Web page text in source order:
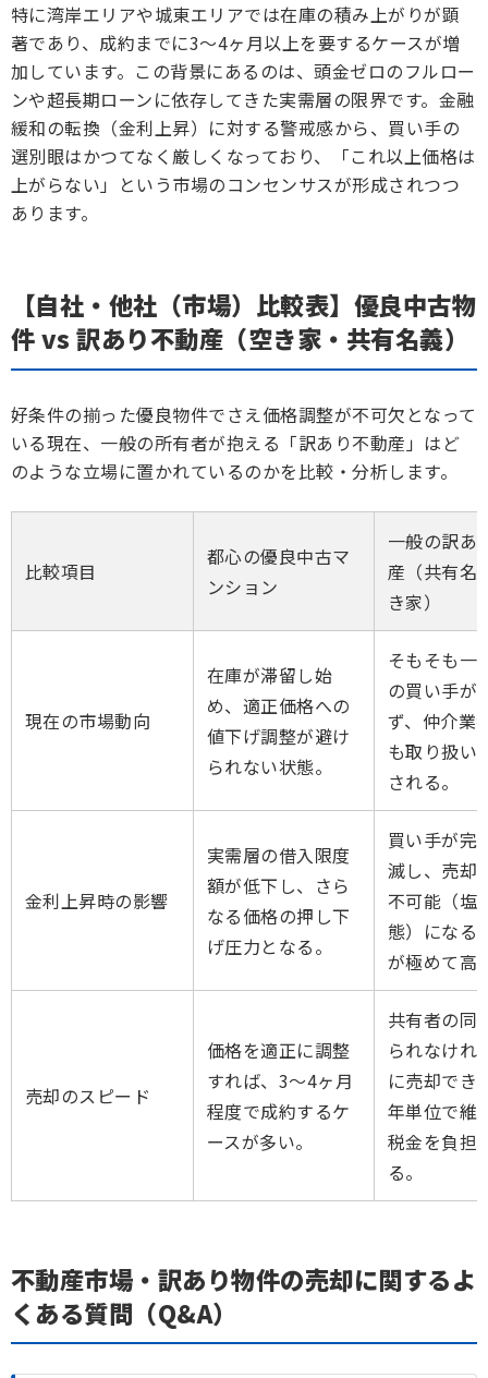
特に湾岸エリアや城東エリアでは在庫の積み上がりが顕
著であり、成約までに3〜4ヶ月以上を要するケースが増
加しています。この背景にあるのは、頭金ゼロのフルロー
ンや超長期ローンに依存してきた実需層の限界です。金融
緩和の転換（金利上昇）に対する警戒感から、買い手の
選別眼はかつてなく厳しくなっており、「これ以上価格は
上がらない」という市場のコンセンサスが形成されつつ
あります。
【自社・他社（市場）比較表】優良中古物
件 vs 訳あり不動産（空き家・共有名義）
好条件の揃った優良物件でさえ価格調整が不可欠となって
いる現在、一般の所有者が抱える「訳あり不動産」はど
のような立場に置かれているのかを比較・分析します。
比較項目
都心の優良中古マ
ンション
一般の訳あ
産（共有名
き家）
現在の市場動向
在庫が滞留し始
め、適正価格への
値下げ調整が避け
られない状態。
そもそも一
の買い手が
ず、仲介業
も取り扱い
される。
金利上昇時の影響
実需層の借入限度
額が低下し、さら
なる価格の押し下
げ圧力となる。
買い手が完
滅し、売却
不可能（塩
態）になる
が極めて高
売却のスピード
価格を適正に調整
すれば、3〜4ヶ月
程度で成約するケ
ースが多い。
共有者の同
られなけれ
に売却でき
年単位で維
税金を負担
る。
不動産市場・訳あり物件の売却に関するよ
くある質問（Q&A）